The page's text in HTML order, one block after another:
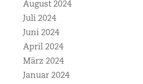
August 2024
Juli 2024
Juni 2024
April 2024
März 2024
Januar 2024